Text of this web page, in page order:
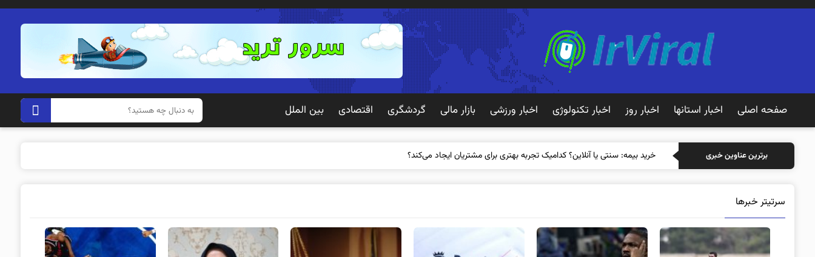
صفحه اصلی اخبار استانها اخبار روز اخبار تکنولوژی اخبار ورزشی بازار مالی گردشگری اقتصادی بین الملل
برترین عناوین خبری خرید بیمه: سنتی یا آنلاین؟
سرتیتر خبرها